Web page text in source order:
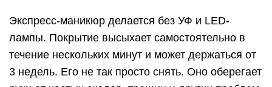
Экспресс-маникюр делается без УФ и LED-
лампы. Покрытие высыхает самостоятельно в
течение нескольких минут и может держаться от
3 недель. Его не так просто снять. Оно оберегает